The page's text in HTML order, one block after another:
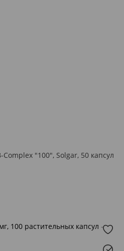
"100", Solgar, 50 капсул